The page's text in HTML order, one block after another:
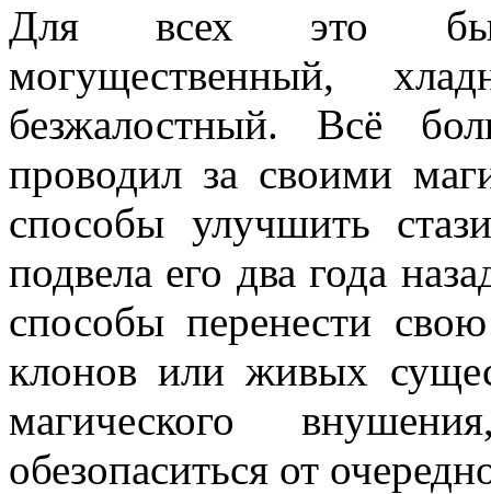
Для всех это
могущественный,
безжалостный. Всё
проводил за своими
способы улучшить
подвела его два года
способы перенести
клонов или живых
магического
обезопаситься от